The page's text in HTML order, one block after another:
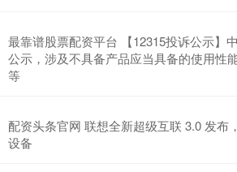
创业板指 3563.12
最靠谱股票配资平台 【12315投诉公示】
公示，涉及不具备产品应当具备的使用性
等
配资头条官网 联想全新超级互联 3.0 发布
设备